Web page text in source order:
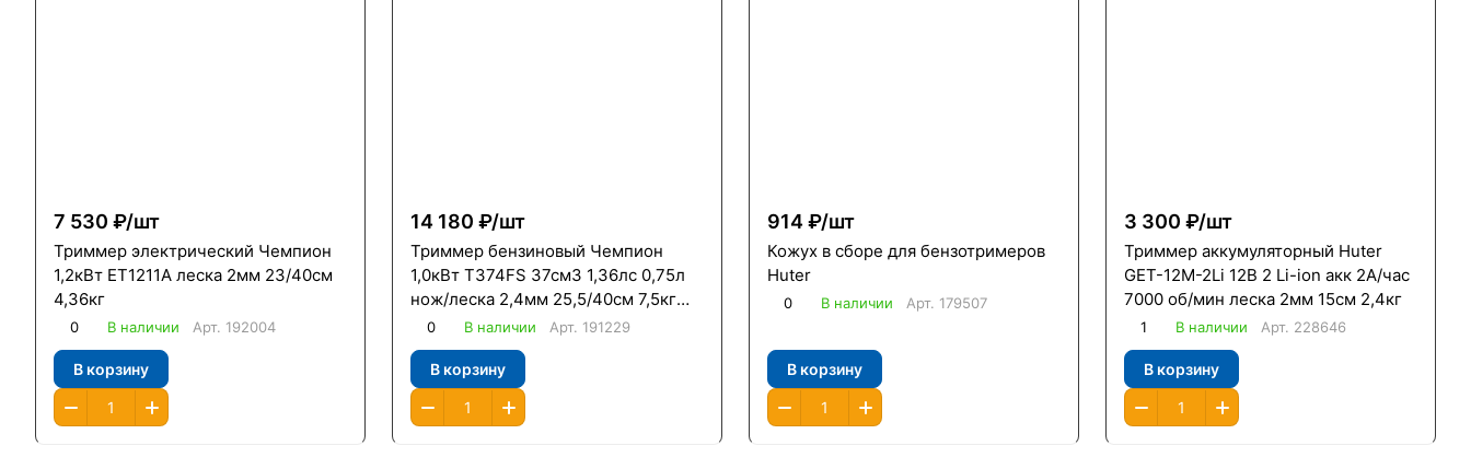
7 530 ₽/шт
Триммер электрический Чемпион
1,2кВт ЕТ1211А леска 2мм 23/40см
4,36кг
0 В наличии Арт. 192004
В корзину
14 180 ₽/шт
Триммер бензиновый Чемпион
1,0кВт Т374FS 37см3 1,36лс 0,75л
нож/леска 2,4мм 25,5/40см 7,5кг
четырехтактный
0 В наличии Арт. 191229
В корзину
914 ₽/шт
Кожух в сборе для бензотримеров
Huter
0 В наличии Арт. 179507
В корзину
3 300 ₽/шт
Триммер аккумуляторный Huter
GET-12М-2Li 12В 2 Li-ion акк 2А/час
7000 об/мин леска 2мм 15см 2,4кг
1 В наличии Арт. 228646
В корзину